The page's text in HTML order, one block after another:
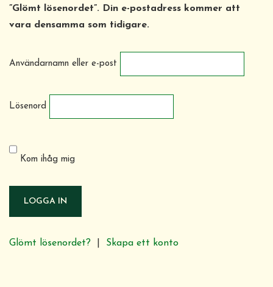
”Glömt lösenordet”. Din e-postadress kommer att
vara densamma som tidigare.
Användarnamn eller e-post
Lösenord
Kom ihåg mig
LOGGA IN
Glömt lösenordet? Skapa ett konto